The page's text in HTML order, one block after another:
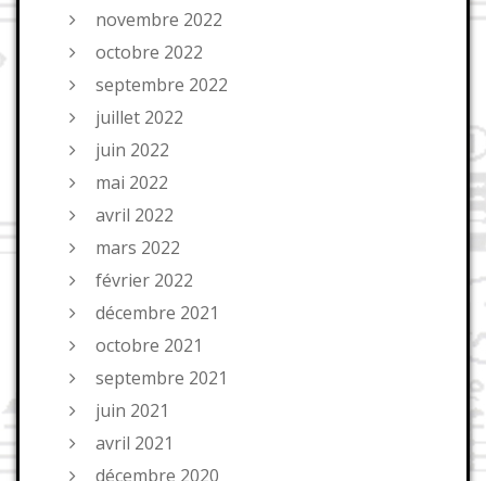
novembre 2022
octobre 2022
septembre 2022
juillet 2022
juin 2022
mai 2022
avril 2022
mars 2022
février 2022
décembre 2021
octobre 2021
septembre 2021
juin 2021
avril 2021
décembre 2020